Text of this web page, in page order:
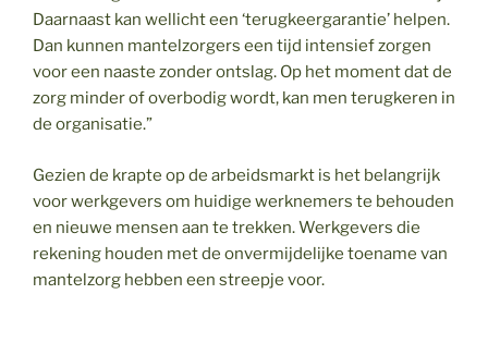
Daarnaast kan wellicht een ‘terugkeergarantie’ helpen.
Dan kunnen mantelzorgers een tijd intensief zorgen
voor een naaste zonder ontslag. Op het moment dat de
zorg minder of overbodig wordt, kan men terugkeren in
de organisatie.”
Gezien de krapte op de arbeidsmarkt is het belangrijk
voor werkgevers om huidige werknemers te behouden
en nieuwe mensen aan te trekken. Werkgevers die
rekening houden met de onvermijdelijke toename van
mantelzorg hebben een streepje voor.